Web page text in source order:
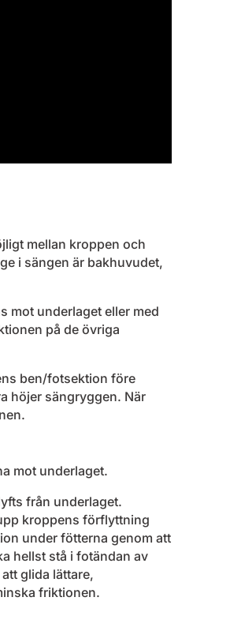
mellan kroppen och
i sängen är bakhuvudet,
mot underlaget eller med
på de övriga
ben/fotsektion före
höjer sängryggen. När
mot underlaget.
från underlaget.
kroppens förflyttning
under fötterna genom att
hellst stå i fotändan av
glida lättare,
friktionen.